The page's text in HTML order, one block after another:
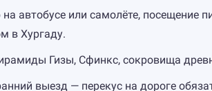
автобусе или самолёте, посещение
в Хургаду.
Гизы, Сфинкс, сокровища
выезд — перекус на дороге